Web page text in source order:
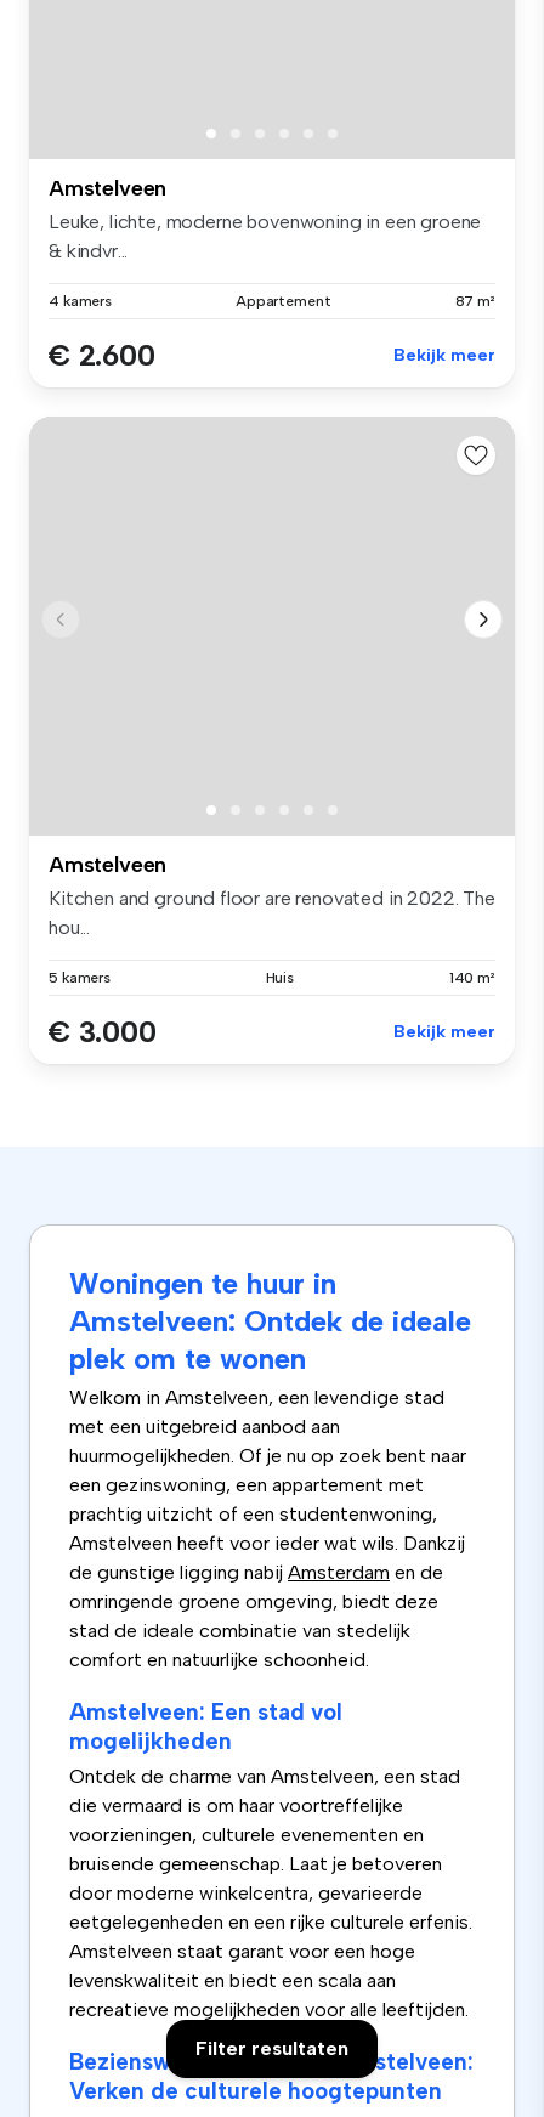
Filter resultaten
Amstelveen
Leuke, lichte, moderne bovenwoning in een groene
& kindvr...
4 kamers Appartement 87 m²
€ 2.600 Bekijk meer
Amstelveen
Kitchen and ground floor are renovated in 2022. The
hou...
5 kamers Huis 140 m²
€ 3.000 Bekijk meer
Woningen te huur in
Amstelveen: Ontdek de ideale
plek om te wonen
Welkom in Amstelveen, een levendige stad
met een uitgebreid aanbod aan
huurmogelijkheden. Of je nu op zoek bent naar
een gezinswoning, een appartement met
prachtig uitzicht of een studentenwoning,
Amstelveen heeft voor ieder wat wils. Dankzij
de gunstige ligging nabij Amsterdam en de
omringende groene omgeving, biedt deze
stad de ideale combinatie van stedelijk
comfort en natuurlijke schoonheid.
Amstelveen: Een stad vol
mogelijkheden
Ontdek de charme van Amstelveen, een stad
die vermaard is om haar voortreffelijke
voorzieningen, culturele evenementen en
bruisende gemeenschap. Laat je betoveren
door moderne winkelcentra, gevarieerde
eetgelegenheden en een rijke culturele erfenis.
Amstelveen staat garant voor een hoge
levenskwaliteit en biedt een scala aan
recreatieve mogelijkheden voor alle leeftijden.
Bezienswaardigheden in Amstelveen:
Verken de culturele hoogtepunten